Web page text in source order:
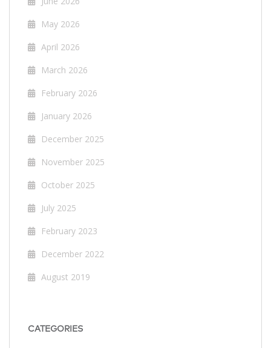
May 2026
April 2026
March 2026
February 2026
January 2026
December 2025
November 2025
October 2025
July 2025
February 2023
December 2022
August 2019
CATEGORIES